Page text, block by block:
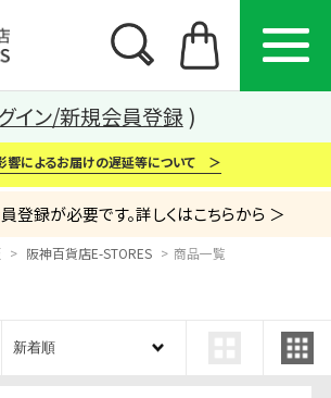
ブランド
イン/新規会員登録
響によるお届けの遅延等について ＞
登録が必要です。詳しくはこちらから ＞
阪神百貨店E-STORES 商品一覧